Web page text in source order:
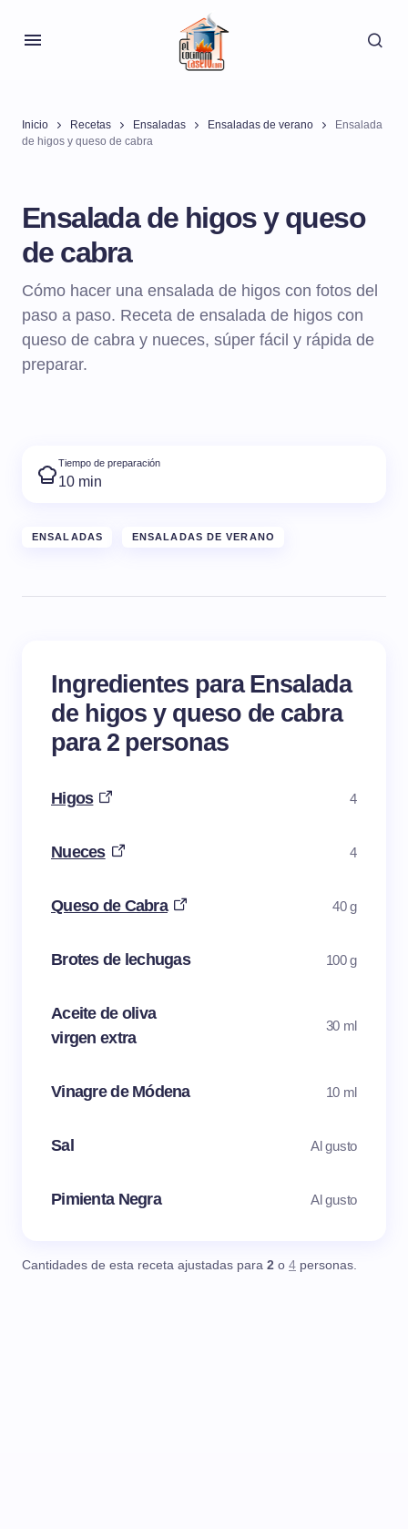
Inicio Recetas Ensaladas Ensaladas de verano
Ensalada
de higos y queso de cabra
Ensalada de higos y queso
de cabra
Cómo hacer una ensalada de higos con fotos del
paso a paso. Receta de ensalada de higos con
queso de cabra y nueces, súper fácil y rápida de
preparar.
Tiempo de preparación
10 min
ENSALADAS ENSALADAS DE VERANO
Ingredientes para Ensalada
de higos y queso de cabra
para 2 personas
Higos 4
Nueces 4
Queso de Cabra 40 g
Brotes de lechugas 100 g
Aceite de oliva
virgen extra
30 ml
Vinagre de Módena 10 ml
Sal Al gusto
Pimienta Negra Al gusto
Cantidades de esta receta ajustadas para 2 o 4 personas.